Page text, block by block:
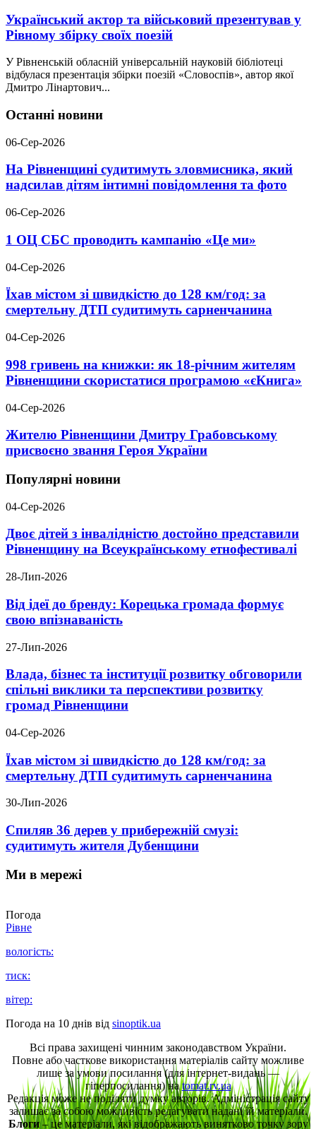
Український актор та військовий презентував у
Рівному збірку своїх поезій
У Рівненській обласній універсальній науковій бібліотеці
відбулася презентація збірки поезій «Словоспів», автор якої
Дмитро Лінартович...
Останні новини
06-Сер-2026
На Рівненщині судитимуть зловмисника, який
надсилав дітям інтимні повідомлення та фото
06-Сер-2026
1 ОЦ СБС проводить кампанію «Це ми»
04-Сер-2026
Їхав містом зі швидкістю до 128 км/год: за
смертельну ДТП судитимуть сарненчанина
04-Сер-2026
998 гривень на книжки: як 18-річним жителям
Рівненщини скористатися програмою «єКнига»
04-Сер-2026
Жителю Рівненщини Дмитру Грабовському
присвоєно звання Героя України
Популярні новини
04-Сер-2026
Двоє дітей з інвалідністю достойно представили
Рівненщину на Всеукраїнському етнофестивалі
28-Лип-2026
Від ідеї до бренду: Корецька громада формує
свою впізнаваність
27-Лип-2026
Влада, бізнес та інституції розвитку обговорили
спільні виклики та перспективи розвитку
громад Рівненщини
04-Сер-2026
Їхав містом зі швидкістю до 128 км/год: за
смертельну ДТП судитимуть сарненчанина
30-Лип-2026
Спиляв 36 дерев у прибережній смузі:
судитимуть жителя Дубенщини
Ми в мережі
Погода
Рівне
вологість:
тиск:
вітер:
Погода на 10 днів від sinoptik.ua
Всі права захищені чинним законодавством України.
Повне або часткове використання матеріалів сайту можливе
лише за умови посилання (для інтернет-видань —
гіперпосилання) наtomat.rv.ua
Редакція може не поділяти думку авторів. Адміністрація сайту
залишає за собою можливість редагувати надані їй матеріали.
Блоги– це матеріали, які відображають винятково точку зору